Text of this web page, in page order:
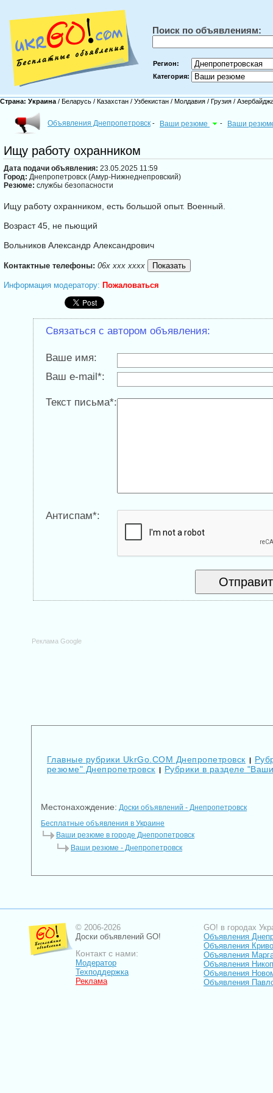
Поиск по объявлениям:
Регион:
Категория:
Страна: Украина / Беларусь / Казахстан / Узбекистан / Молдавия / Грузия /
Объявления Днепропетровск - Ваши резюме - Ваши
Ищу работу охранником
Дата подачи объявления: 23.05.2025 11:59
Город: Днепропетровск (Амур-Нижнеднепровский)
Резюме: службы безопасности
Ищу работу охранником, есть большой опыт. Военный.
Возраст 45, не пьющий
Вольников Александр Александрович
Контактные телефоны: 06x xxx xxxx
Информация модератору: Пожаловаться
Связаться с автором объявления:
Ваше имя:
Ваш e-mail*:
Текст письма*:
Антиспам*:
Реклама Google
Главные рубрики UkrGo.COM Днепропетровск
резюме" Днепропетровск
Рубрики в разделе
Местонахождение: Доски объявлений - Днепропетровск
Бесплатные объявления в Украине
Ваши резюме в городе Днепропетровск
Ваши резюме - Днепропетровск
© 2006-2026
Доски объявлений GO!
Контакт с нами:
Модератор
Техподдержка
Реклама
GO! в городах
Объявления
Объявления
Объявления
Объявления
Объявления
Объявления